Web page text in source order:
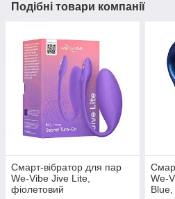
Подібні товари компанії
Смарт-вібратор для пар
We-Vibe Jive Lite,
фіолетовий
We-